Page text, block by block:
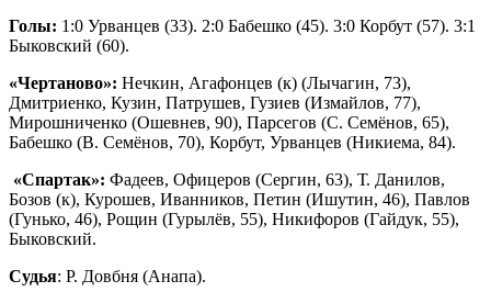
Голы: 1:0 Урванцев (33). 2:0 Бабешко (45). 3:0 Корбут (57). 3:1
Быковский (60).
«Чертаново»: Нечкин, Агафонцев (к) (Лычагин, 73),
Дмитриенко, Кузин, Патрушев, Гузиев (Измайлов, 77),
Мирошниченко (Ошевнев, 90), Парсегов (С. Семёнов, 65),
Бабешко (В. Семёнов, 70), Корбут, Урванцев (Никиема, 84).
«Спартак»: Фадеев, Офицеров (Сергин, 63), Т. Данилов,
Бозов (к), Курошев, Иванников, Петин (Ишутин, 46), Павлов
(Гунько, 46), Рощин (Гурылёв, 55), Никифоров (Гайдук, 55),
Быковский.
Судья: Р. Довбня (Анапа).